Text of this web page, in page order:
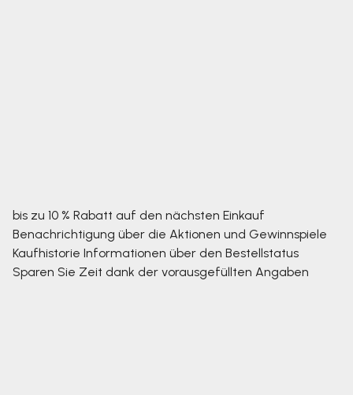
bis zu 10 % Rabatt auf den nächsten Einkauf
Benachrichtigung über die Aktionen und Gewinnspiele
Kaufhistorie Informationen über den Bestellstatus
Sparen Sie Zeit dank der vorausgefüllten Angaben